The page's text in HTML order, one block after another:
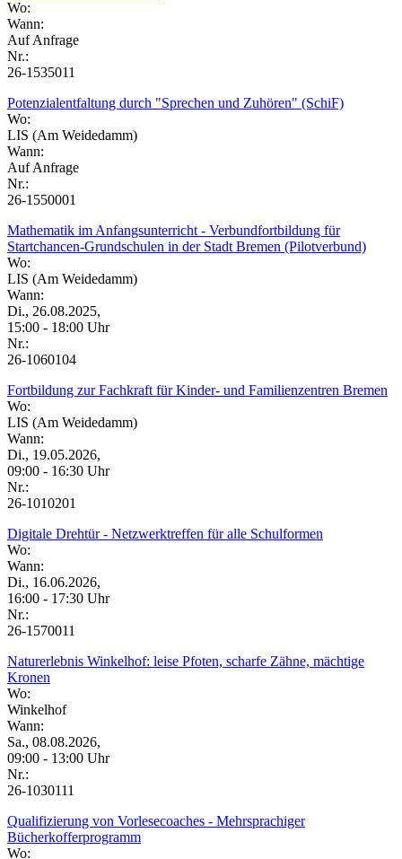
Wo:
Wann:
Auf Anfrage
Nr.:
26-1535011
Potenzialentfaltung durch "Sprechen und Zuhören" (SchiF)
Wo:
LIS (Am Weidedamm)
Wann:
Auf Anfrage
Nr.:
26-1550001
Mathematik im Anfangsunterricht - Verbundfortbildung für
Startchancen-Grundschulen in der Stadt Bremen (Pilotverbund)
Wo:
LIS (Am Weidedamm)
Wann:
Di., 26.08.2025,
15:00 - 18:00 Uhr
Nr.:
26-1060104
Fortbildung zur Fachkraft für Kinder- und Familienzentren Bremen
Wo:
LIS (Am Weidedamm)
Wann:
Di., 19.05.2026,
09:00 - 16:30 Uhr
Nr.:
26-1010201
Digitale Drehtür - Netzwerktreffen für alle Schulformen
Wo:
Wann:
Di., 16.06.2026,
16:00 - 17:30 Uhr
Nr.:
26-1570011
Naturerlebnis Winkelhof: leise Pfoten, scharfe Zähne, mächtige
Kronen
Wo:
Winkelhof
Wann:
Sa., 08.08.2026,
09:00 - 13:00 Uhr
Nr.:
26-1030111
Qualifizierung von Vorlesecoaches - Mehrsprachiger
Bücherkofferprogramm
Wo: